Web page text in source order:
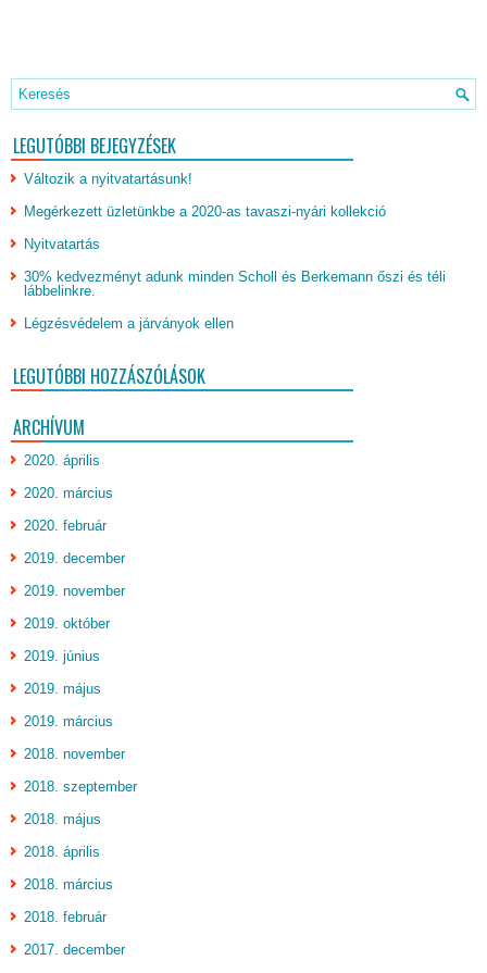
LEGUTÓBBI BEJEGYZÉSEK
Változik a nyitvatartásunk!
Megérkezett üzletünkbe a 2020-as tavaszi-nyári kollekció
Nyitvatartás
30% kedvezményt adunk minden Scholl és Berkemann őszi és téli
lábbelinkre.
Légzésvédelem a járványok ellen
LEGUTÓBBI HOZZÁSZÓLÁSOK
ARCHÍVUM
2020. április
2020. március
2020. február
2019. december
2019. november
2019. október
2019. június
2019. május
2019. március
2018. november
2018. szeptember
2018. május
2018. április
2018. március
2018. február
2017. december